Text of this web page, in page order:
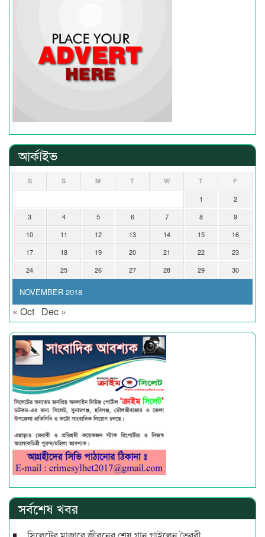
আর্কাইভ
NOVEMBER 2018
S S M T W T F
1
2
3
4 5 6 7 8
9
10
11 12 13 14 15
16
17
18 19 20 21 22
23
24
25 26 27 28 29 30
« Oct Dec »
সর্বশেষ খবর